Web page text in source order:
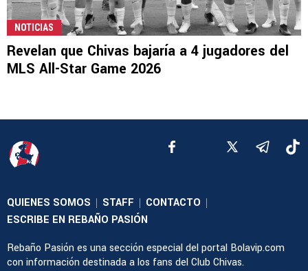
NOTICIAS
Revelan que Chivas bajaría a 4 jugadores del
MLS All-Star Game 2026
QUIENES SOMOS | STAFF | CONTACTO |
ESCRIBE EN REBAÑO PASIÓN
Rebaño Pasión es una sección especial del portal Bolavip.com
con información destinada a los fans del Club Chivas.